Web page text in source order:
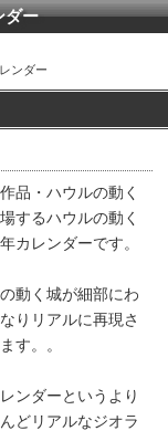
ダー
ンダー
品・ハウルの動く
するハウルの動く
カレンダーです。
動く城が細部にわ
りリアルに再現さ
す。。
ンダーというより
どリアルなジオラ